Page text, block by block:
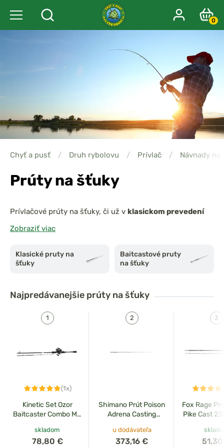
0
Chyť a pusť / Druh rybolovu / Prívlač / Návnady na
Prúty na šťuky
Prívlačové prúty na šťuky, či už v klasickom prevedení
alebo v variante
blankuuľahčuje hádzanie ťažších návnad, ako sú
Zobraziť viac
Klasické pruty na
šťuky
Baitcastové pruty
na šťuky
Najpredávanejšie prúty na šťuky
(1x)
Kinetic Set Ozor
Baitcaster Combo MH
navijak 200 LH
skladom
78,80 €
Shimano Prút Poison
Adrena Casting
max 150g 1+1pc
u dodávateľa
373,16 €
Fox Rage
Pike Cast